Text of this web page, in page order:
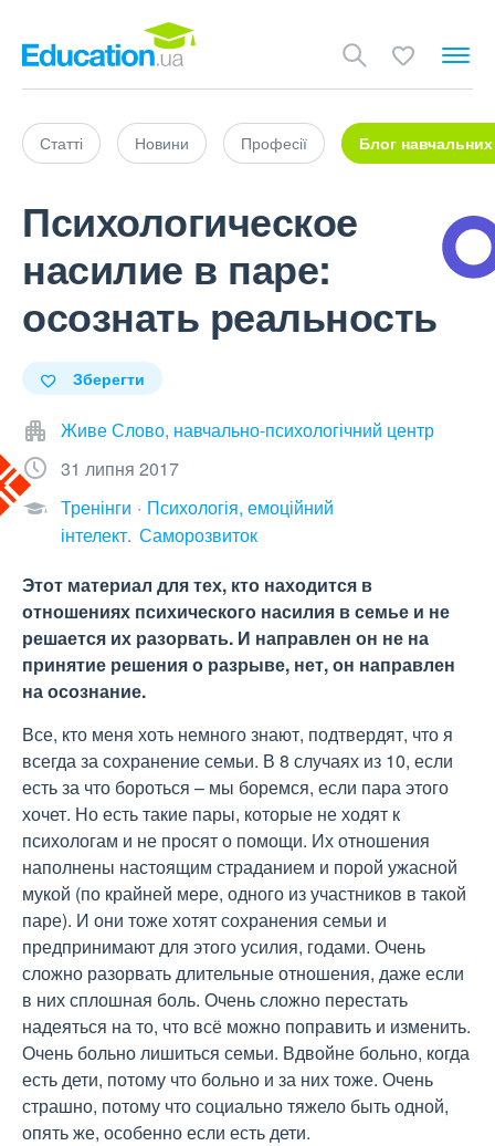
Статті Новини Професії Блог навчальних
Психологическое
насилие в паре:
осознать реальность
Зберегти
Живе Слово, навчально-психологічний центр
31 липня 2017
Тренінги
Психологія, емоційний
інтелект Саморозвиток
Этот материал для тех, кто находится в
отношениях психического насилия в семье и не
решается их разорвать. И направлен он не на
принятие решения о разрыве, нет, он направлен
на осознание.
Все, кто меня хоть немного знают, подтвердят, что я
всегда за сохранение семьи. В 8 случаях из 10, если
есть за что бороться – мы боремся, если пара этого
хочет. Но есть такие пары, которые не ходят к
психологам и не просят о помощи. Их отношения
наполнены настоящим страданием и порой ужасной
мукой (по крайней мере, одного из участников в такой
паре). И они тоже хотят сохранения семьи и
предпринимают для этого усилия, годами. Очень
сложно разорвать длительные отношения, даже если
в них сплошная боль. Очень сложно перестать
надеяться на то, что всё можно поправить и изменить.
Очень больно лишиться семьи. Вдвойне больно, когда
есть дети, потому что больно и за них тоже. Очень
страшно, потому что социально тяжело быть одной,
опять же, особенно если есть дети.